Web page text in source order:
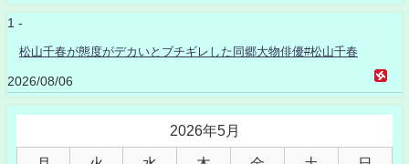
1 -
松山千春が態度がデカいとブチギレした同郷大物俳優#松山千春
2026/08/06
2026年5月